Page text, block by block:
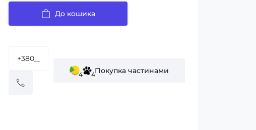
До кошика
4 4Покупка частинами